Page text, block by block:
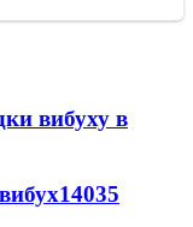
вибуху в
14035